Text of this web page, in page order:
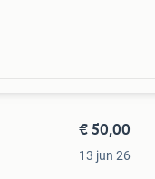
€ 50,00
13 jun 26